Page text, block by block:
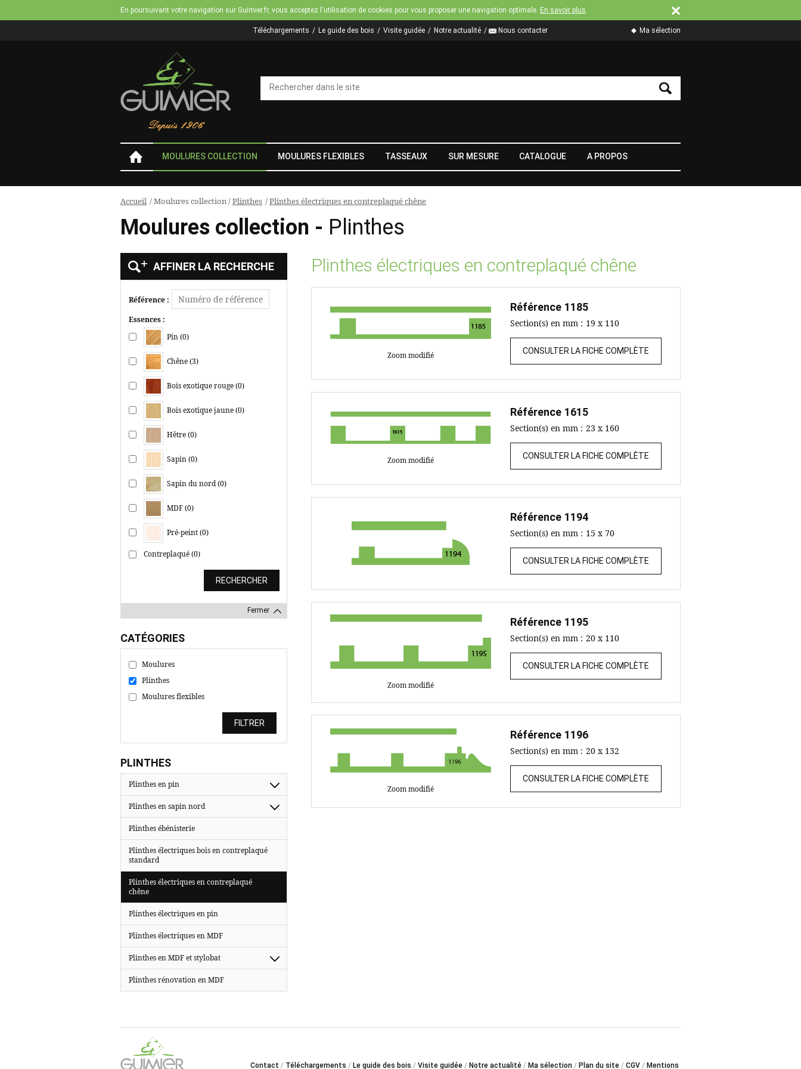
Jump to navigation
En poursuivant votre navigation sur Guimier.fr, vous acceptez l'utilisation de cookies pour vous proposer une navigation optimale. En savoir plus.
Téléchargements Le guide des bois Visite guidée Notre actualité Nous contacter Ma sélection
MOULURES COLLECTION MOULURES FLEXIBLES TASSEAUX SUR MESURE CATALOGUE A PROPOS
Vous
êtes
ici
Accueil /Moulures collection/Plinthes /Plinthes électriques en contreplaqué chêne
Moulures collection - Plinthes
AFFINER LA RECHERCHE
Référence :
Essences :
Pin (0)
Chêne (3)
Bois exotique rouge (0)
Bois exotique jaune (0)
Hêtre (0)
Sapin (0)
Sapin du nord (0)
MDF (0)
Pré-peint (0)
Contreplaqué (0)
Fermer
CATÉGORIES
Moulures
Plinthes
Moulures flexibles
PLINTHES
Plinthes en pin
Plinthes en sapin nord
Plinthes ébénisterie
Plinthes électriques bois en contreplaqué
standard
Plinthes électriques en contreplaqué
chêne
Plinthes électriques en pin
Plinthes électriques en MDF
Plinthes en MDF et stylobat
Plinthes rénovation en MDF
Plinthes électriques en contreplaqué chêne
Zoom modifié
Référence 1185
Section(s) en mm : 19 x 110
CONSULTER LA FICHE COMPLÈTE
Zoom modifié
Référence 1615
Section(s) en mm : 23 x 160
CONSULTER LA FICHE COMPLÈTE
Référence 1194
Section(s) en mm : 15 x 70
CONSULTER LA FICHE COMPLÈTE
Zoom modifié
Référence 1195
Section(s) en mm : 20 x 110
CONSULTER LA FICHE COMPLÈTE
Zoom modifié
Référence 1196
Section(s) en mm : 20 x 132
CONSULTER LA FICHE COMPLÈTE
Contact Téléchargements Le guide des bois Visite guidée Notre actualité Ma sélection Plan du site CGV Mentions